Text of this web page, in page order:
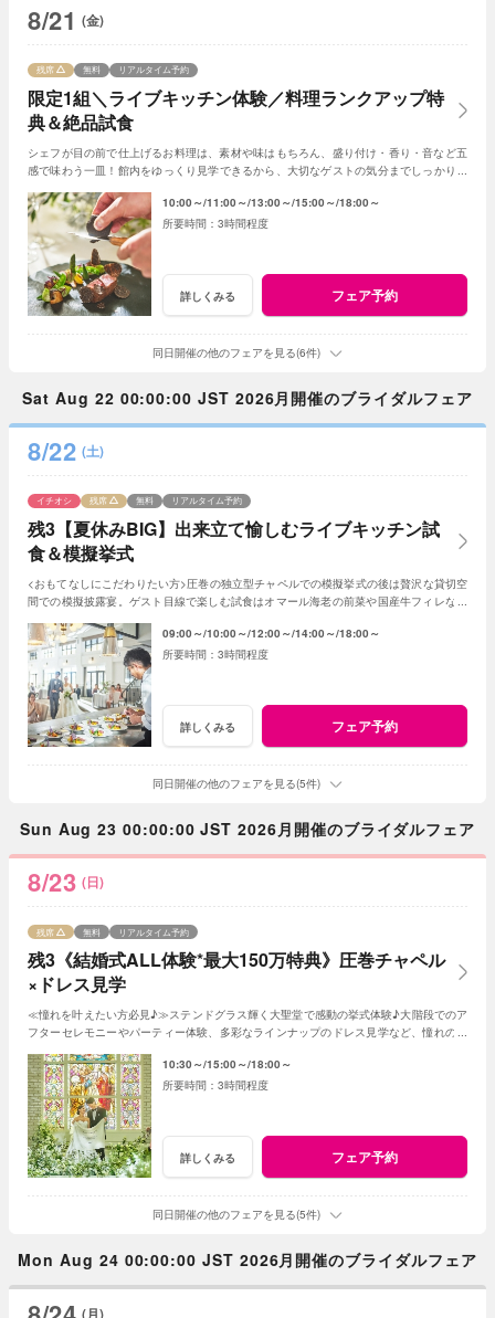
8/21 (金)
限定1組＼ライブキッチン体験／料理ランクアップ特
典＆絶品試食
残席 無料 リアルタイム予約
シェフが目の前で仕上げるお料理は、素材や味はもちろん、盛り付け・香り・音など五
感で味わう一皿！館内をゆっくり見学できるから、大切なゲストの気分までしっかりイ
10:00～ 11:00～ 13:00～ 15:00～ 18:00～
3時間程度
詳しくみる フェア予約
同日開催の他のフェアを見る(6件)
Sat Aug 22 00:00:00 JST 2026月開催のブライダルフェア
8/22 (土)
残3【夏休みBIG】出来立て愉しむライブキッチン試
食＆模擬挙式
イチオシ 残席 無料 リアルタイム予約
<おもてなしにこだわりたい方>圧巻の独立型チャペルでの模擬挙式の後は贅沢な貸切空
間での模擬披露宴。ゲスト目線で楽しむ試食はオマール海老の前菜や国産牛フィレなど
09:00～ 10:00～ 12:00～ 14:00～ 18:00～
3時間程度
詳しくみる フェア予約
同日開催の他のフェアを見る(5件)
Sun Aug 23 00:00:00 JST 2026月開催のブライダルフェア
8/23 (日)
残3《結婚式ALL体験*最大150万特典》圧巻チャペル
×ドレス見学
残席 無料 リアルタイム予約
≪憧れを叶えたい方必見♪≫ステンドグラス輝く大聖堂で感動の挙式体験♪大階段でのア
フターセレモニーやパーティー体験、多彩なラインナップのドレス見学など、憧れの花
10:30～ 15:00～ 18:00～
3時間程度
詳しくみる フェア予約
同日開催の他のフェアを見る(5件)
Mon Aug 24 00:00:00 JST 2026月開催のブライダルフェア
(月)